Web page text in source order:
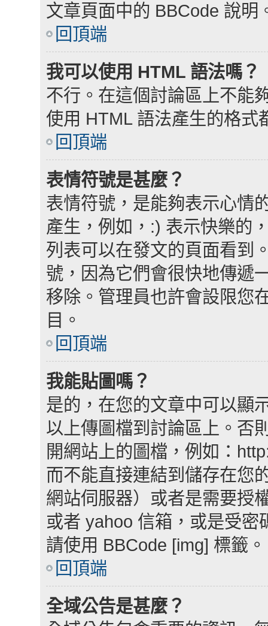
文章頁面中的 BBCode 說明
回頂端
我可以使用 HTML 語法嗎？
不行。在這個討論區上不能
使用 HTML 語法產生的格式
回頂端
表情符號是甚麼？
表情符號，是能夠表示心情
產生，例如，:) 表示快樂的
列表可以在發文的頁面看到
號，因為它們會很快地傳遞
移除。管理員也許會設限您
目。
回頂端
我能貼圖嗎？
是的，在您的文章中可以顯
以上傳圖檔到討論區上。否
開網站上的圖檔，例如：
而不能直接連結到儲存在您
網站伺服器）或者是需要授
或者 yahoo 信箱，或是受
請使用 BBCode [img] 標籤。
回頂端
全域公告是甚麼？